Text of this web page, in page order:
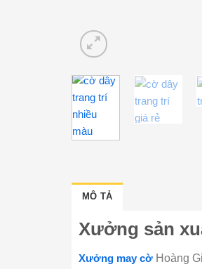
MÔ TẢ
Xưởng sản
Xưởng may cờ Hoàng